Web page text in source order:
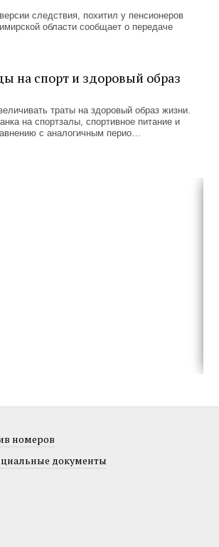
следствия, похитил у пенсионеров
области сообщает о передаче
на спорт и здоровый образ
траты на здоровый образ жизни.
на спортзалы, спортивное питание и
с аналогичным перио…
номеров
документы